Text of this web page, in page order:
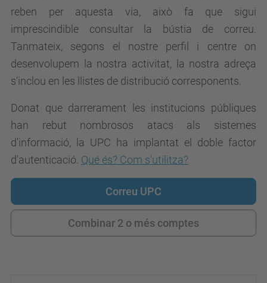
reben per aquesta via, això fa que sigui
imprescindible consultar la bústia de correu.
Tanmateix, segons el nostre perfil i centre on
desenvolupem la nostra activitat, la nostra adreça
s'inclou en les llistes de distribució corresponents.
Donat que darrerament les institucions públiques
han rebut nombrosos atacs als sistemes
d'informació, la UPC ha implantat el doble factor
d'autenticació. Qué és? Com s'utilitza?
Correu UPC
Combinar 2 o més comptes